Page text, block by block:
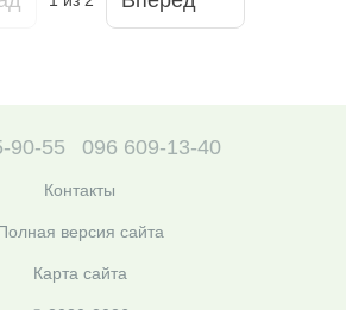
90-55 096 609-13-40
Контакты
версия сайта
Карта сайта